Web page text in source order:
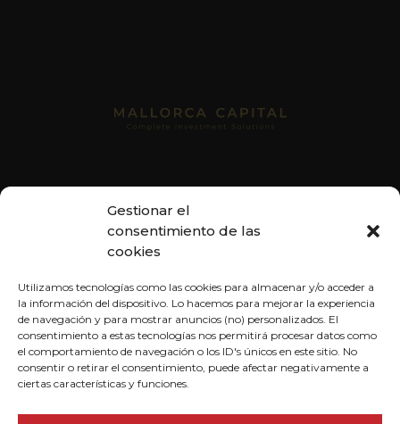
Gestionar el
consentimiento de las
cookies
Utilizamos tecnologías como las cookies para almacenar y/o acceder a
la información del dispositivo. Lo hacemos para mejorar la experiencia
de navegación y para mostrar anuncios (no) personalizados. El
consentimiento a estas tecnologías nos permitirá procesar datos como
el comportamiento de navegación o los ID's únicos en este sitio. No
consentir o retirar el consentimiento, puede afectar negativamente a
ciertas características y funciones.